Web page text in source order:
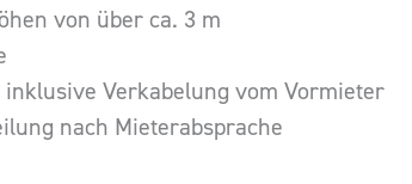
von über ca. 3 m
inklusive Verkabelung vom Vormieter
nach Mieterabsprache